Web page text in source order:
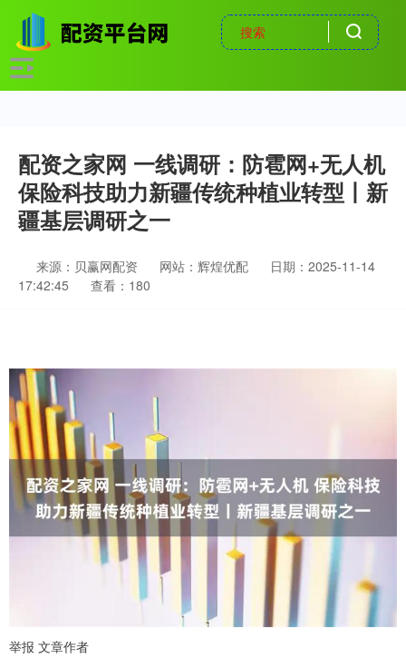
配资之家网 一线调研：防雹网+无人机
保险科技助力新疆传统种植业转型丨新
疆基层调研之一
来源：贝赢网配资 网站：辉煌优配
日期：2025-11-14
17:42:45
查看：180
举报 文章作者